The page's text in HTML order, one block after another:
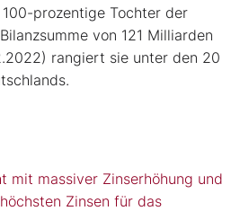
prozentige Tochter der
von 121 Milliarden
rangiert sie unter den 20
mit massiver Zinserhöhung und
Zinsen für das